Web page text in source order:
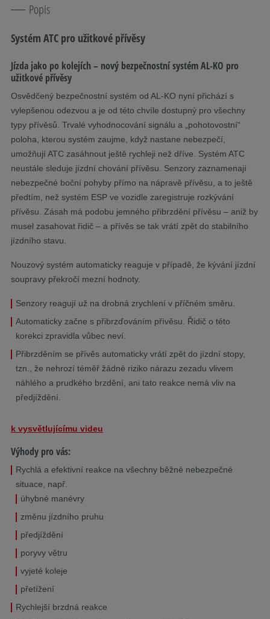
Popis
Systém ATC pro užitkové přívěsy
Jízda jako po kolejích – nový bezpečnostní systém AL-KO pro
užitkové přívěsy
Osvědčený bezpečnostní systém od AL-KO nyní přichází s
vylepšenou odezvou a je od této chvíle dostupný pro všechny
typy přívěsů. Trvalé vyhodnocování signálu a „pohotovostní“
poloha, kterou systém zaujme, když nastane nebezpečí,
umožňují ATC zasáhnout ještě rychleji než dříve. Systém ATC
neustále sleduje jízdní chování přívěsu. Senzory zaznamenají
nebezpečné boční pohyby přímo na nápravě přívěsu, a to ještě
předtím, než systém ESP ve vozidle zaregistruje rozkývání
přívěsu. Zásah má podobu jemného přibrzdění přívěsu – aniž by
musel zasahovat řidič – a přívěs se tak vrátí zpět do stabilního
jízdního stavu.
Nouzový systém automaticky reaguje v případě, že kývání jízdní
soupravy překročí mezní hodnoty.
Senzory reagují už na drobná zrychlení v příčném směru.
Automaticky začne s přibrzďováním přívěsu. Řidič o této
korekci zpravidla vůbec neví.
Přibrzděním se přívěs automaticky vrátí zpět do jízdní stopy,
tzn., že nehrozí téměř žádné riziko nárazu zezadu vlivem
náhlého a prudkého brzdění, ani tato reakce nemá vliv na
předjíždění.
k vysvětlujícímu videu
Výhody pro vás:
Rychlá a efektivní reakce na všechny běžné nebezpečné
situace, např.
úhybné manévry
změnu jízdního pruhu
předjíždění
poryvy větru
vyjeté koleje
přetížení
Rychlejší brzdná reakce